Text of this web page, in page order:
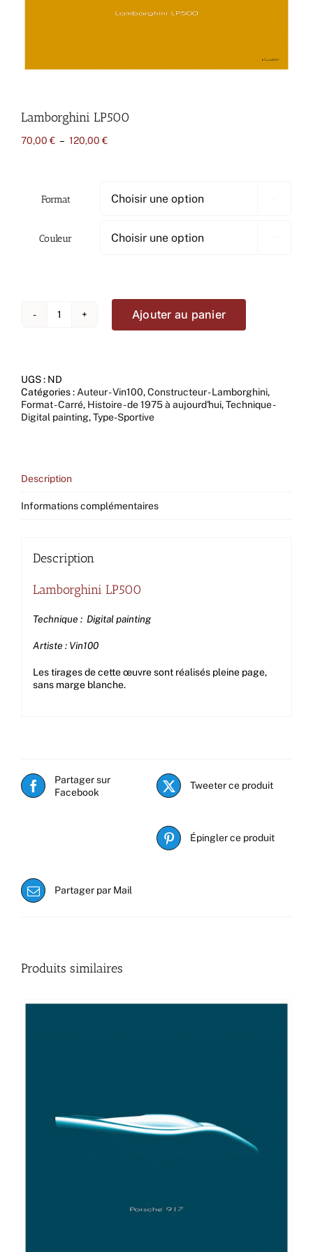
Lamborghini LP500
70,00 € – 120,00 €Plage
120,00 €
Format
Couleur
quantité
Ajouter au panier
UGS : ND
Catégories : Auteur - Vin100,Constructeur - Lamborghini,
Format - Carré, Histoire - de 1975 à aujourd'hui,Technique -
Digital painting,Type-Sportive
Description
Informations complémentaires
Description
Lamborghini LP500
Technique : Digital painting
Artiste : Vin100
Les tirages de cette œuvre sont réalisés pleine page,
sans marge blanche.
Partager sur
Facebook
Tweeter ce produit
Épingler ce produit
Partager par Mail
Produits similaires